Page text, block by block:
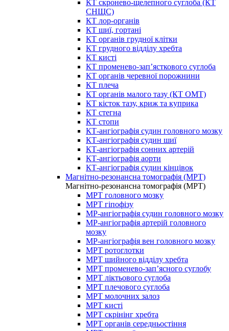
КТ скронево-щелепного суглоба (КТ
СНЩС)
КТ лор-органів
КТ шиї, гортані
КТ органів грудної клітки
КТ грудного відділу хребта
КТ кисті
КТ променево-зап’ясткового суглоба
КТ органів черевної порожнини
КТ плеча
КТ органів малого тазу (КТ ОМТ)
КТ кісток тазу, криж та куприка
КТ стегна
КТ стопи
КТ-ангіографія судин головного мозку
КТ-ангіографія судин шиї
КТ-ангіографія сонних артерій
КТ-ангіографія аорти
КТ-ангіографія судин кінцівок
Магнітно-резонансна томографія (МРТ)
Магнітно-резонансна томографія (МРТ)
МРТ головного мозку
МРТ гіпофізу
МР-ангіографія судин головного мозку
МР-ангіографія артерій головного
мозку
МР-ангіографія вен головного мозку
МРТ ротоглотки
МРТ шийного відділу хребта
МРТ променево-зап’ясного суглобу
МРТ ліктьового суглоба
МРТ плечового суглоба
МРТ молочних залоз
МРТ кисті
МРТ скрінінг хребта
МРТ органів середньостіння